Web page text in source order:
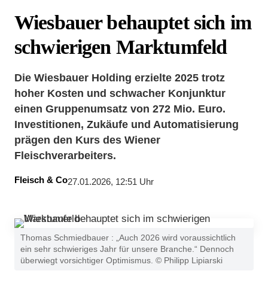
Wiesbauer behauptet sich im
schwierigen Marktumfeld
Die Wiesbauer Holding erzielte 2025 trotz
hoher Kosten und schwacher Konjunktur
einen Gruppenumsatz von 272 Mio. Euro.
Investitionen, Zukäufe und Automatisierung
prägen den Kurs des Wiener
Fleischverarbeiters.
Fleisch & Co27.01.2026, 12:51 Uhr
Thomas Schmiedbauer : „Auch 2026 wird voraussichtlich
ein sehr schwieriges Jahr für unsere Branche.“ Dennoch
überwiegt vorsichtiger Optimismus. © Philipp Lipiarski